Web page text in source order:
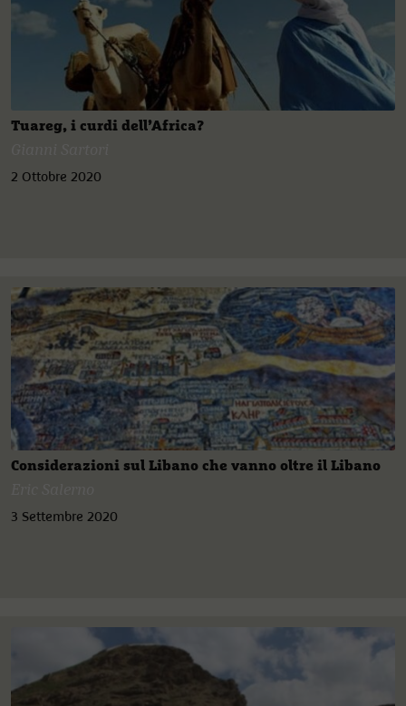
Tuareg, i curdi dell’Africa?
2 Ottobre 2020
Considerazioni sul Libano che vanno oltre il Libano
3 Settembre 2020